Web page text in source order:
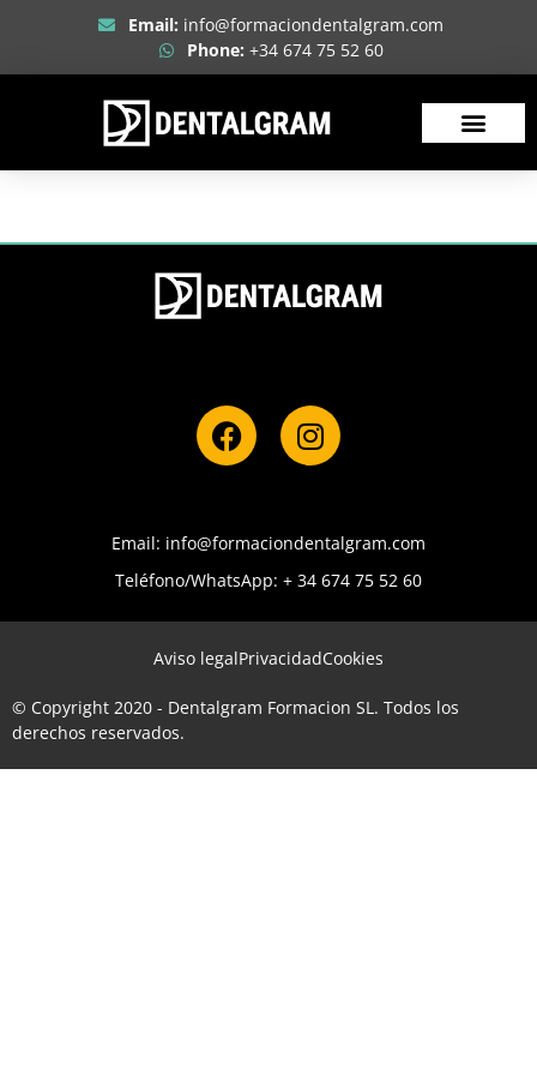
Email: info@formaciondentalgram.com
Phone: +34 674 75 52 60
Email: info@formaciondentalgram.com
Teléfono/WhatsApp: + 34 674 75 52 60
© Copyright 2020 - Dentalgram Formacion SL. Todos los
derechos reservados.
Aviso legalPrivacidadCookies